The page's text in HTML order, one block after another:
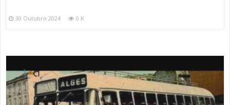
30 Outubro 2024 0 K